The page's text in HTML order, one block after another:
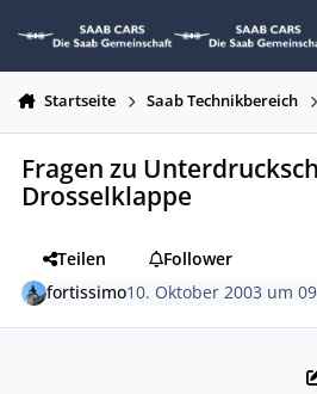
Startseite Saab Technikbereich
Fragen zu
Drosselklappe
Teilen
Follower
fortissimo10. Oktober 2003 um